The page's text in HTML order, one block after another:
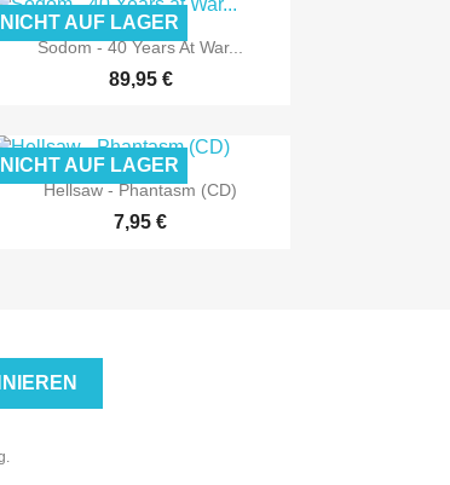
 Vorschau
Sodom - 40 Years At War...
89,95 €
NICHT AUF LAGER
 Vorschau
Hellsaw - Phantasm (CD)
7,95 €
NICHT AUF LAGER